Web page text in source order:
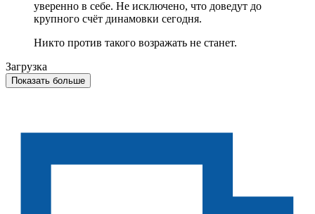
уверенно в себе. Не исключено, что доведут до
крупного счёт динамовки сегодня.
Никто против такого возражать не станет.
Загрузка
Показать больше